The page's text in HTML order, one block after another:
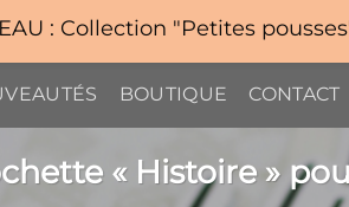
BOUTIQUE CONTACT
« Histoire »
: Collection "Petites